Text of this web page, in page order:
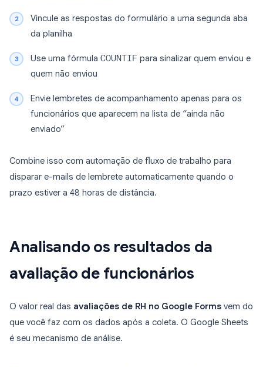
Vincule as respostas do formulário a uma segunda aba
da planilha
Use uma fórmula COUNTIF para sinalizar quem enviou e
quem não enviou
Envie lembretes de acompanhamento apenas para os
funcionários que aparecem na lista de “ainda não
enviado”
Combine isso com automação de fluxo de trabalho para
disparar e-mails de lembrete automaticamente quando o
prazo estiver a 48 horas de distância.
Analisando os resultados da
avaliação de funcionários
O valor real das avaliações de RH no Google Forms vem do
que você faz com os dados após a coleta. O Google Sheets
é seu mecanismo de análise.